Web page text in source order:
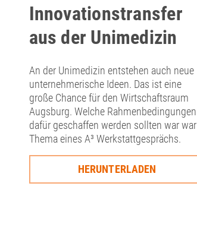
Innovationstransfer
aus der Unimedizin
An der Unimedizin entstehen auch neue
unternehmerische Ideen. Das ist eine
große Chance für den Wirtschaftsraum
Augsburg. Welche Rahmenbedingungen
dafür geschaffen werden sollten war war
Thema eines A³ Werkstattgesprächs.
HERUNTERLADEN